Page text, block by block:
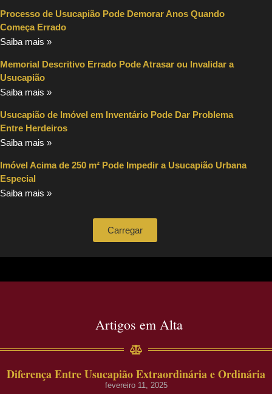
Processo de Usucapião Pode Demorar Anos Quando
Começa Errado
Saiba mais »
Memorial Descritivo Errado Pode Atrasar ou Invalidar a
Usucapião
Saiba mais »
Usucapião de Imóvel em Inventário Pode Dar Problema
Entre Herdeiros
Saiba mais »
Imóvel Acima de 250 m² Pode Impedir a Usucapião Urbana
Especial
Saiba mais »
Carregar
Artigos em Alta
Diferença Entre Usucapião Extraordinária e Ordinária
fevereiro 11, 2025